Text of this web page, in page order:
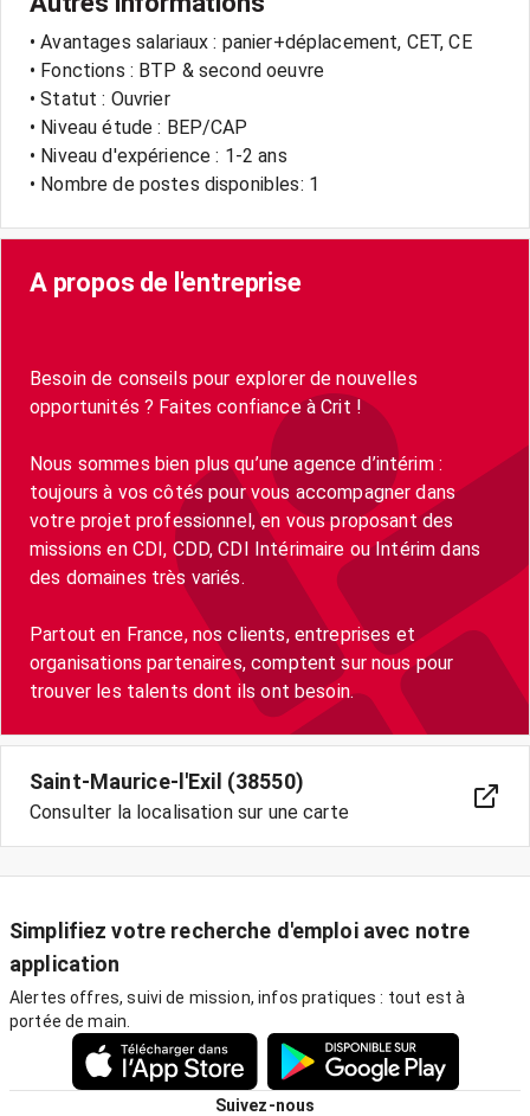
• Avantages salariaux : panier+déplacement, CET, CE
• Fonctions : BTP & second oeuvre
• Statut : Ouvrier
• Niveau étude : BEP/CAP
• Niveau d'expérience : 1-2 ans
• Nombre de postes disponibles: 1
A propos de l'entreprise
Besoin de conseils pour explorer de nouvelles
opportunités ? Faites confiance à Crit !
Nous sommes bien plus qu’une agence d’intérim :
toujours à vos côtés pour vous accompagner dans
votre projet professionnel, en vous proposant des
missions en CDI, CDD, CDI Intérimaire ou Intérim dans
des domaines très variés.
Partout en France, nos clients, entreprises et
organisations partenaires, comptent sur nous pour
trouver les talents dont ils ont besoin.
Saint-Maurice-l'Exil (38550)
Consulter la localisation sur une carte
Simplifiez votre recherche d'emploi avec notre
application
Alertes offres, suivi de mission, infos pratiques : tout est à
portée de main.
Suivez-nous